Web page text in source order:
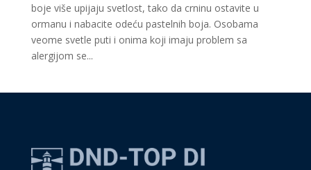
boje više upijaju svetlost, tako da crninu ostavite u
ormanu i nabacite odeću pastelnih boja. Osobama
veome svetle puti i onima koji imaju problem sa
alergijom se...